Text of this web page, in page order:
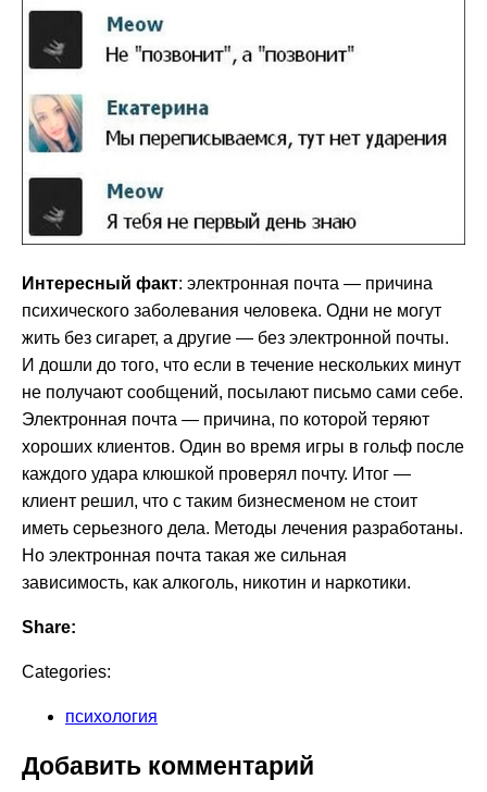
Интересный факт: электронная почта — причина
психического заболевания человека. Одни не могут
жить без сигарет, а другие — без электронной почты.
И дошли до того, что если в течение нескольких минут
не получают сообщений, посылают письмо сами себе.
Электронная почта — причина, по которой теряют
хороших клиентов. Один во время игры в гольф после
каждого удара клюшкой проверял почту. Итог —
клиент решил, что с таким бизнесменом не стоит
иметь серьезного дела. Методы лечения разработаны.
Но электронная почта такая же сильная
зависимость, как алкоголь, никотин и наркотики.
Share:
Categories:
психология
Добавить комментарий